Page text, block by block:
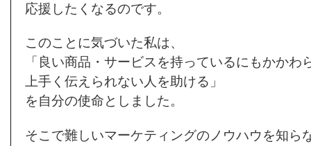
応援したくなるのです。
このことに気づいた私は、
「良い商品・サービスを持っているにもかかわ
上手く伝えられない人を助ける」
を自分の使命としました。
そこで難しいマーケティングのノウハウを知ら